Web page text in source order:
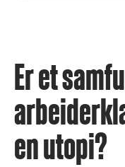
Er et
en utopi?